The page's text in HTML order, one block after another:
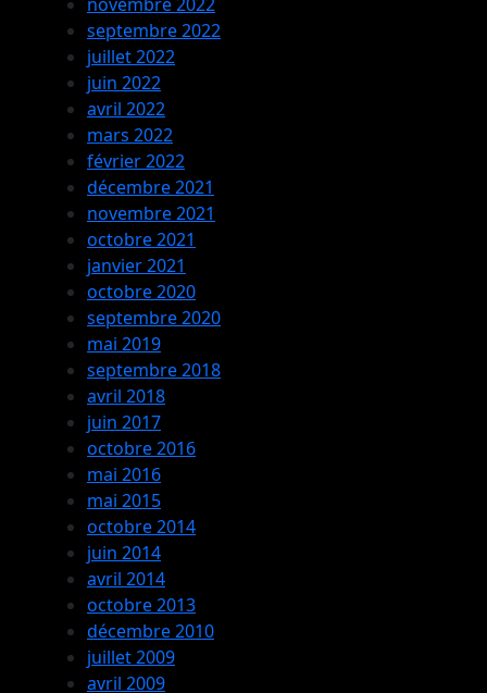
septembre 2022
juillet 2022
juin 2022
avril 2022
mars 2022
février 2022
décembre 2021
novembre 2021
octobre 2021
janvier 2021
octobre 2020
septembre 2020
mai 2019
septembre 2018
avril 2018
juin 2017
octobre 2016
mai 2016
mai 2015
octobre 2014
juin 2014
avril 2014
octobre 2013
décembre 2010
juillet 2009
avril 2009